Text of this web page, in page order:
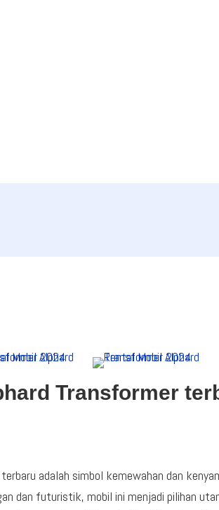
Transformer
adalah simbol kemewahan dan
dan futuristik, mobil ini menjadi pilihan